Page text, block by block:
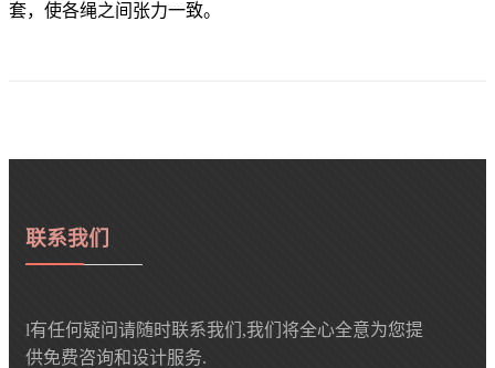
套，使各绳之间张力一致。
联系我们
l有任何疑问请随时联系我们,我们将全心全意为您提
供免费咨询和设计服务.